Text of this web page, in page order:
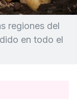
regiones del
en todo el